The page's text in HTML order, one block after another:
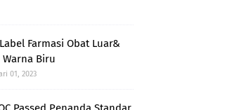
Farmasi Obat Luar&
Biru
01, 2023